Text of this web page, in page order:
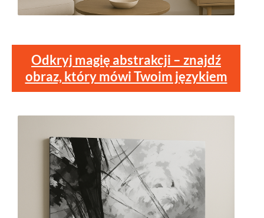
Odkryj magię abstrakcji – znajdź
obraz, który mówi Twoim językiem